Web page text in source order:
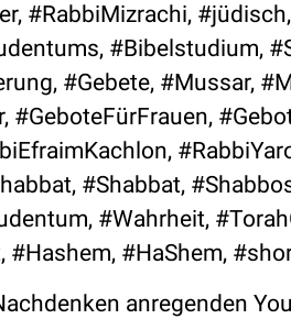
#RabbiMizrachi,
#Bibelstudium,
#Gebete, #Mussar,
#GeboteFürFrauen,
#Shabbat,
#Wahrheit,
#Hashem, #HaShem,
anregenden